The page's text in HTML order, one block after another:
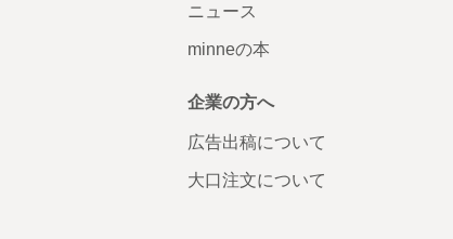
ニュース
minneの本
企業の方へ
広告出稿について
大口注文について